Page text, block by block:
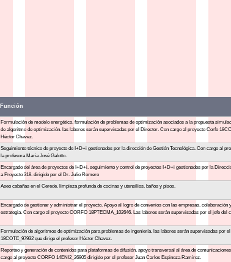
Función
Formulación de modelo energético. formulación de problemas de optimización asociados a la propuesta
de algoritmo de optimización. las labores serán supervisadas por el Director. Con cargo al proyecto Corfo
Héctor Chavez.
Seguimiento técnico de proyecto de I+D+i gestionados por la dirección de Gestión Tecnológica. Con cargo al
la profesora María José Galotto.
Encargado del área de proyectos de I+D+i. seguimiento y control de proyectos I+D+i gestionados por la
a Proyecto 318. dirigido por el Dr. Julio Romero
Aseo cabañas en el Cerede. limpieza profunda de cocinas y utensilios. baños y pisos.
Encargado de gestionar y administrar el proyecto. Apoyo al logro de convenios con las empresas. colaboración
estrategia. Con cargo al proyecto CORFO 18PTECMA_102646. Las labores serán supervisadas por el jefe del
Formulación de algoritmos de optimización para problemas de ingeniería. las labores serán supervisadas por
18COTE_97932 que dirige el profesor Héctor Chavez.
Reporteo y generación de contenidos para plataformas de difusión. apoyo transversal al área de
cargo al proyecto CORFO 14ENI2_26905 dirigido por el profesor Juan Carlos Espinoza Ramírez.